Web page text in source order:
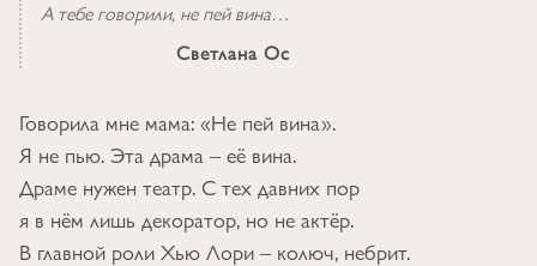
А тебе говорили, не пей вина…
Светлана Ос
Говорила мне мама: «Не пей вина».
Я не пью. Эта драма – её вина.
Драме нужен театр. С тех давних пор
я в нём лишь декоратор, но не актёр.
В главной роли Хью Лори – колюч, небрит.